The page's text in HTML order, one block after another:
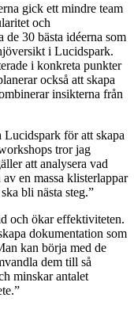
gick ett mindre team
och
de 30 bästa idéerna som
i Lucidspark.
i konkreta punkter
också att skapa
insikterna från
Lucidspark för att skapa
tror jag
att analysera vad
en massa klisterlappar
bli nästa steg.”
och ökar effektiviteten.
dokumentation som
kan börja med de
dem till så
minskar antalet